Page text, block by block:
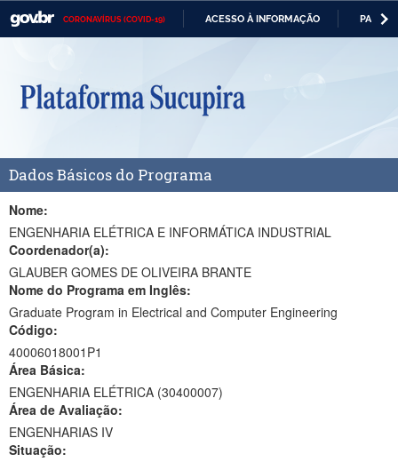
CORONAVÍRUS (COVID-19) ACESSO À INFORMAÇÃO
Casa Civil
Ministério da Defesa
Ministério da Economia
Ministério da Infraestrutura
Ministério da Educação
Ministério da Cidadania
Ministério da Saúde
Ministério de Minas e Energia
Ministério da Ciência, Tecnologia, Inovações e Comunicações
Ministério do Meio Ambiente
Dados Básicos do Programa
Nome:
ENGENHARIA ELÉTRICA E INFORMÁTICA INDUSTRIAL
Coordenador(a):
GLAUBER GOMES DE OLIVEIRA BRANTE
Nome do Programa em Inglês:
Graduate Program in Electrical and Computer Engineering
Código:
40006018001P1
Área Básica:
ENGENHARIA ELÉTRICA (30400007)
Área de Avaliação:
ENGENHARIAS IV
Situação: